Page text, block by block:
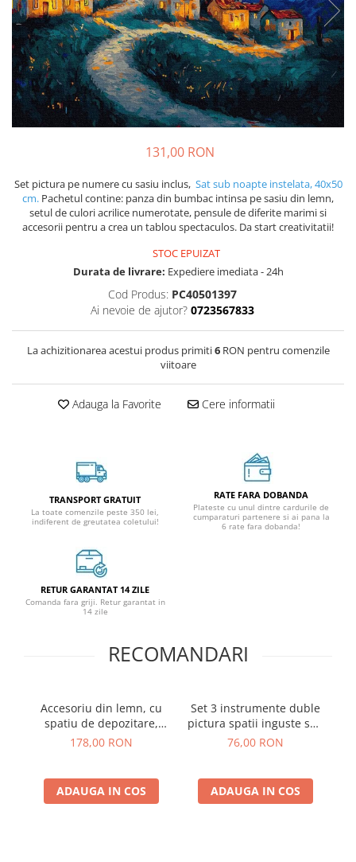
131,00 RON
Set pictura pe numere cu sasiu inclus, Sat sub noapte instelata, 40x50
cm. Pachetul contine: panza din bumbac intinsa pe sasiu din lemn,
setul de culori acrilice numerotate, pensule de diferite marimi si
accesorii pentru a crea un tablou spectaculos. Da start creativitatii!
STOC EPUIZAT
Durata de livrare: Expediere imediata - 24h
Cod Produs: PC40501397
Ai nevoie de ajutor? 0723567833
La achizitionarea acestui produs primiti6RON pentru comenzile
viitoare
Adauga la Favorite Cere informatii
TRANSPORT GRATUIT
La toate comenzile peste 350 lei,
indiferent de greutatea coletului!
RATE FARA DOBANDA
Plateste cu unul dintre cardurile de
cumparaturi partenere si ai pana la
6 rate fara dobanda!
RETUR GARANTAT 14 ZILE
Comanda fara griji. Retur garantat in
14 zile
RECOMANDARI
Accesoriu din lemn, cu
spatiu de depozitare,
pentru picturile pe
178,00 RON
ADAUGA IN COS
Set 3 instrumente duble
pictura spatii inguste sau
dotting
76,00 RON
ADAUGA IN COS